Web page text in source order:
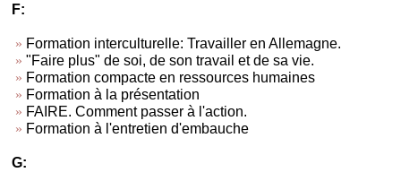
F:
Formation interculturelle: Travailler en Allemagne.
"Faire plus" de soi, de son travail et de sa vie.
Formation compacte en ressources humaines
Formation à la présentation
FAIRE. Comment passer à l'action.
Formation à l'entretien d'embauche
G: